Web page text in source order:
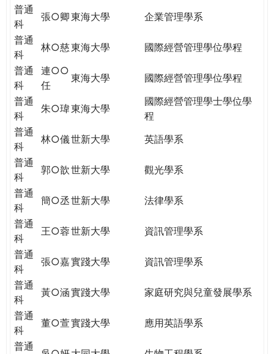
普通
科
張○卿東海大學
企業管理學系
普通
科
林○慈東海大學
國際經營管理學位學程
普通
科
連○○
任
東海大學
國際經營管理學位學程
普通
科
朱○瑋東海大學
國際經營管理學士學位學
程
普通
科
林○儀世新大學
英語學系
普通
科
郭○歆世新大學
觀光學系
普通
科
簡○丞世新大學
法律學系
普通
科
王○蓉世新大學
資訊管理學系
普通
科
張○嘉實踐大學
資訊管理學系
普通
科
黃○涵實踐大學
家庭研究與兒童發展學系
普通
科
董○萱實踐大學
應用英語學系
普通